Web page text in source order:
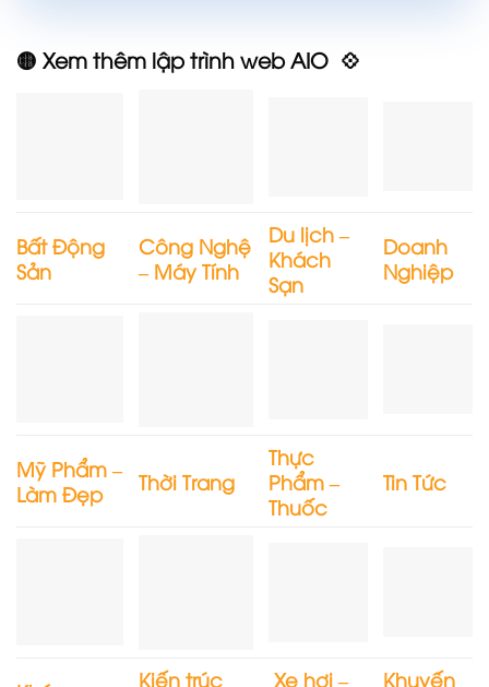
🟡 Xem thêm lập trình web AIO 💠
Bất Động
Sản
Công Nghệ
– Máy Tính
Du lịch –
Khách
Sạn
Doanh
Nghiệp
Mỹ Phẩm –
Làm Đẹp
Thời Trang
Thực
Phẩm –
Thuốc
Tin Tức
Kiến trúc
Xe hơi –
Khuyến